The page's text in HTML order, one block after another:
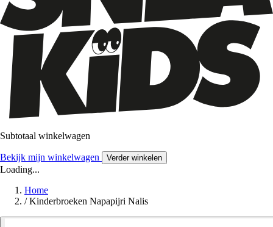
Subtotaal winkelwagen
Bekijk mijn winkelwagen Verder winkelen
Loading...
Home
/ Kinderbroeken Napapijri Nalis